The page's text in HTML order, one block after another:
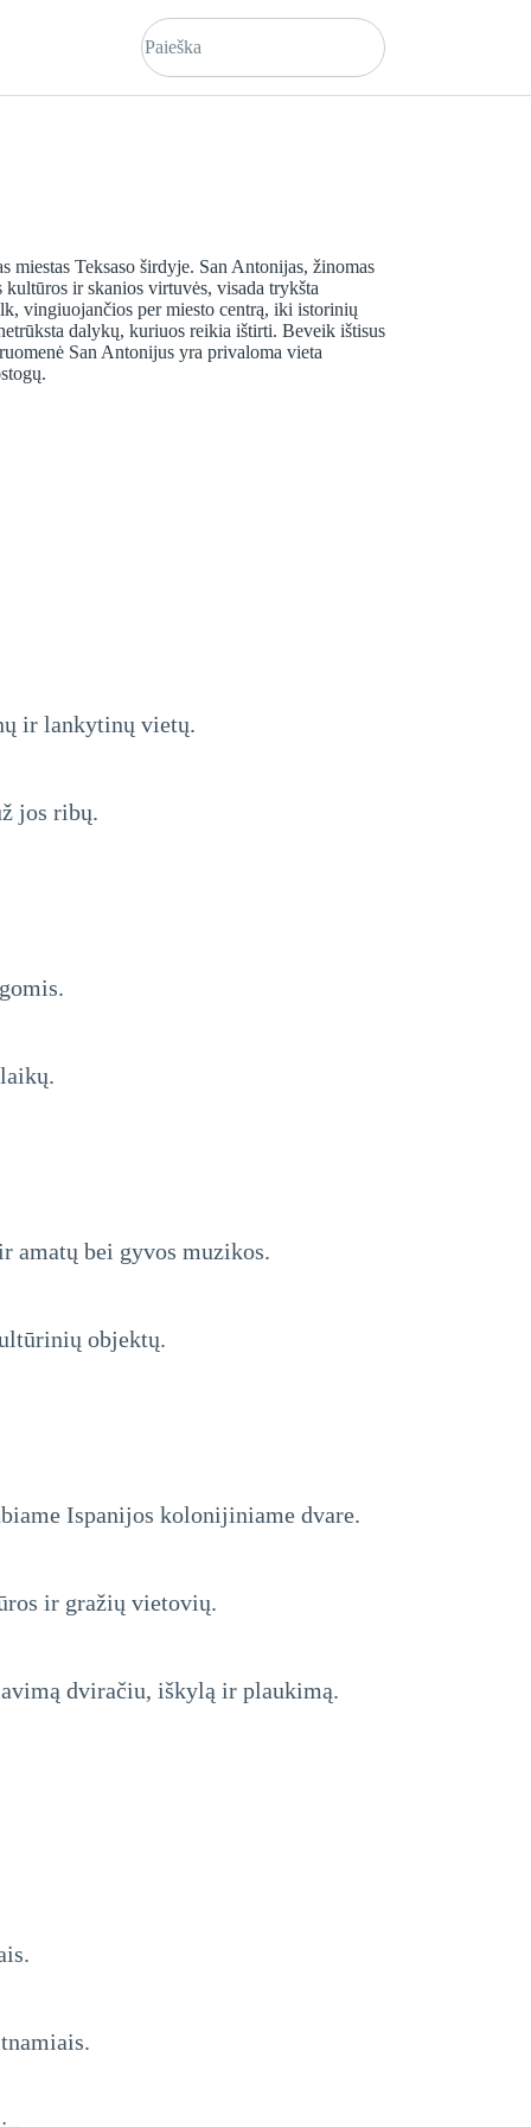
miestas Teksaso širdyje. San Antonijas, žinomas
ir skanios virtuvės, visada trykšta
vingiuojančios per miesto centrą, iki istorinių
dalykų, kuriuos reikia ištirti. Beveik ištisus
San Antonijus yra privaloma vieta
ir lankytinų vietų.
jos ribų.
amatų bei gyvos muzikos.
objektų.
Ispanijos kolonijiniame dvare.
ir gražių vietovių.
dviračiu, iškylą ir plaukimą.